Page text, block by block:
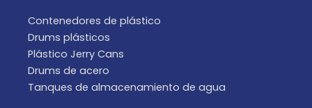
Contenedores de plástico
Drums plásticos
Plástico Jerry Cans
Drums de acero
Tanques de almacenamiento de agua